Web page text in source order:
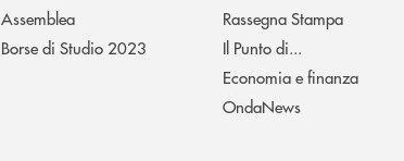
Assemblea
Borse di Studio 2023
Rassegna Stampa
Il Punto di...
Economia e finanza
OndaNews